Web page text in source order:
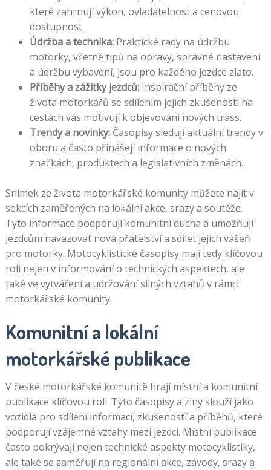
které zahrnují výkon, ovladatelnost a cenovou
dostupnost.
Údržba a technika:Praktické rady na údržbu
motorky, včetně tipů na opravy, správné nastavení
a údržbu vybavení, jsou pro každého jezdce zlato.
Příběhy a zážitky jezdců:Inspirační příběhy ze
života motorkářů se sdílením jejich zkušeností na
cestách vás motivují k objevování nových trass.
Trendy a novinky:Časopisy sledují aktuální trendy v
oboru a často přinášejí informace o nových
značkách, produktech a legislativních změnách.
Snímek ze života motorkářské komunity můžete najít v
sekcích zaměřených na lokální akce, srazy a soutěže.
Tyto informace podporují komunitní ducha a umožňují
jezdcům navazovat nová přátelství a sdílet jejich vášeň
pro motorky. Motocyklistické časopisy mají tedy klíčovou
roli nejen v informování o technických aspektech, ale
také ve vytváření a udržování silných vztahů v rámci
motorkářské komunity.
Komunitní a lokální
motorkářské publikace
V české motorkářské komunitě hrají místní a komunitní
publikace klíčovou roli. Tyto časopisy a ziny slouží jako
vozidla pro sdílení informací, zkušeností a příběhů, které
podporují vzájemné vztahy mezi jezdci. Místní publikace
často pokrývají nejen technické aspekty motocyklistiky,
ale také se zaměřují na regionální akce, závody, srazy a